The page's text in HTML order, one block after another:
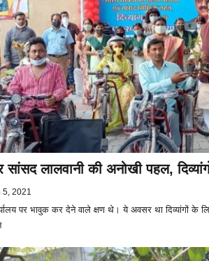
लालवानी की अनोखी पहल,
5, 2021
पर भावुक कर देने वाले क्षण थे। ये अवसर था दिव्यांगों के